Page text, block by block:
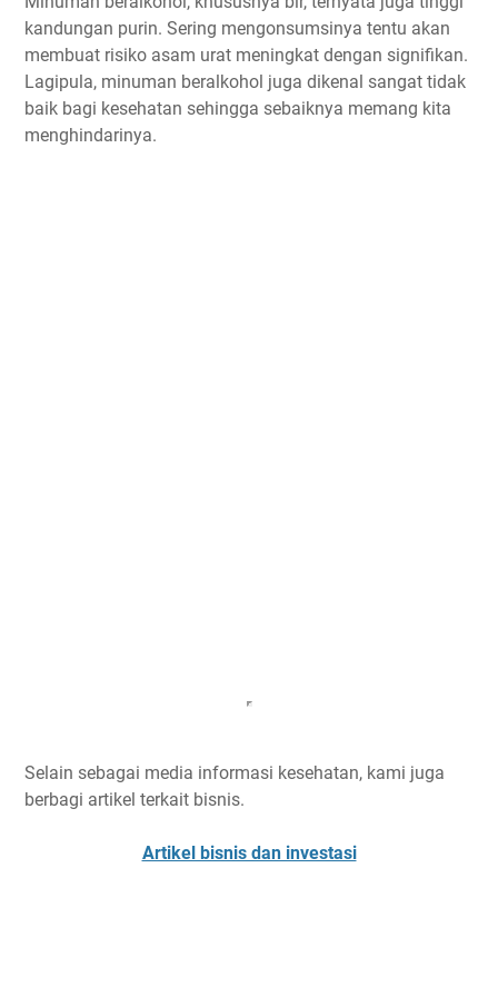
kandungan purin. Sering mengonsumsinya tentu akan
membuat risiko asam urat meningkat dengan signifikan.
Lagipula, minuman beralkohol juga dikenal sangat tidak
baik bagi kesehatan sehingga sebaiknya memang kita
menghindarinya.
Selain sebagai media informasi kesehatan, kami juga
berbagi artikel terkait bisnis.
Artikel bisnis dan investasi